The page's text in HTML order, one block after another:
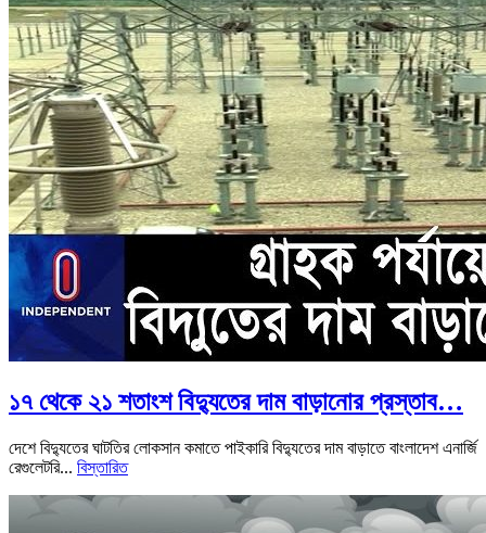
১৭ থেকে ২১ শতাংশ বিদ্যুতের দাম বাড়ানোর প্রস্তাব…
দেশে বিদ্যুতের ঘাটতির লোকসান কমাতে পাইকারি বিদ্যুতের দাম বাড়াতে বাংলাদেশ এনার্জি
রেগুলেটরি... বিস্তারিত